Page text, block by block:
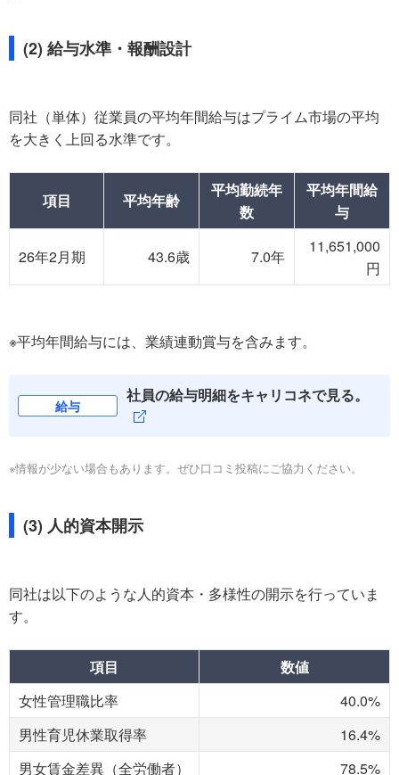
(2) 給与水準・報酬設計
同社（単体）従業員の平均年間給与はプライム市場の平均
を大きく上回る水準です。
項目 平均年齢
平均勤続年
数
平均年間給
与
26年2月期 43.6歳 7.0年
11,651,000
円
※平均年間給与には、業績連動賞与を含みます。
給与
社員の給与明細をキャリコネで見る。
※情報が少ない場合もあります。ぜひ口コミ投稿にご協力ください。
(3) 人的資本開示
同社は以下のような人的資本・多様性の開示を行っていま
す。
項目
数値
女性管理職比率
40.0%
男性育児休業取得率
16.4%
男女賃金差異（全労働者）
78.5%